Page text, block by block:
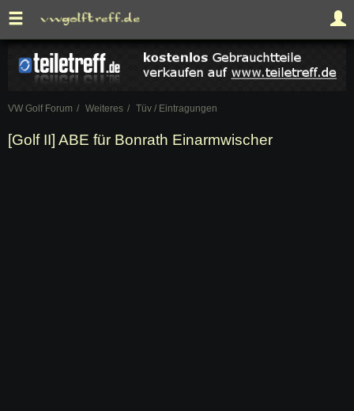
VW Golf Forum Weiteres Tüv / Eintragungen
[Golf II] ABE für Bonrath Einarmwischer